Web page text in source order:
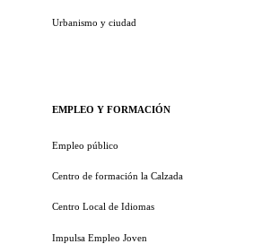
Urbanismo y ciudad
EMPLEO Y FORMACIÓN
Empleo público
Centro de formación la Calzada
Centro Local de Idiomas
Impulsa Empleo Joven